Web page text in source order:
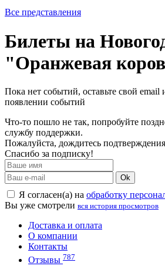
Все представления
Билеты на
"Оранжевая
Пока нет событий, оставьте свой
появлении событий
Что-то пошло не так, попробуйте
службу поддержки.
Пожалуйста, дождитесь
Спасибо за подписку!
Ok
Я согласен(а) на обработку
Вы уже смотрели вся история просмотров
Доставка и оплата
О компании
Контакты
Отзывы 787